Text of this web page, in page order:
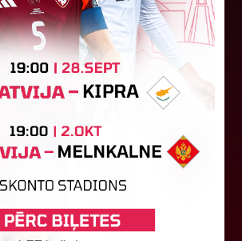
Cīņā pret...
05. augusts 2026.